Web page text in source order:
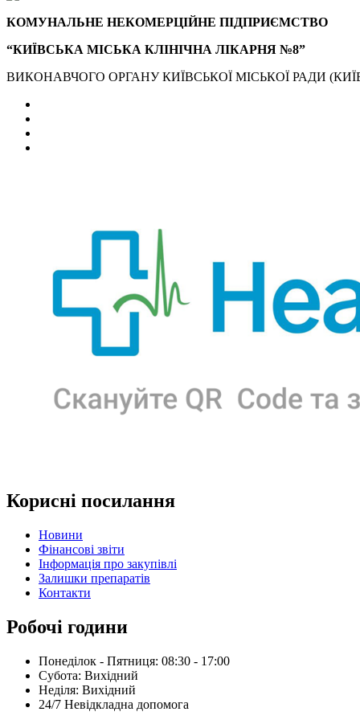
КОМУНАЛЬНЕ НЕКОМЕРЦІЙНЕ ПІДПРИЄМСТВО
“КИЇВСЬКА МІСЬКА КЛІНІЧНА ЛІКАРНЯ №8”
ВИКОНАВЧОГО ОРГАНУ КИЇВСЬКОЇ МІСЬКОЇ РАДИ
Корисні посилання
Новини
Фінансові звіти
Інформація про закупівлі
Залишки препаратів
Контакти
Робочі години
Понеділок - Пятниця: 08:30 - 17:00
Субота: Вихідний
Нeділя: Вихідний
24/7 Невідкладна допомога